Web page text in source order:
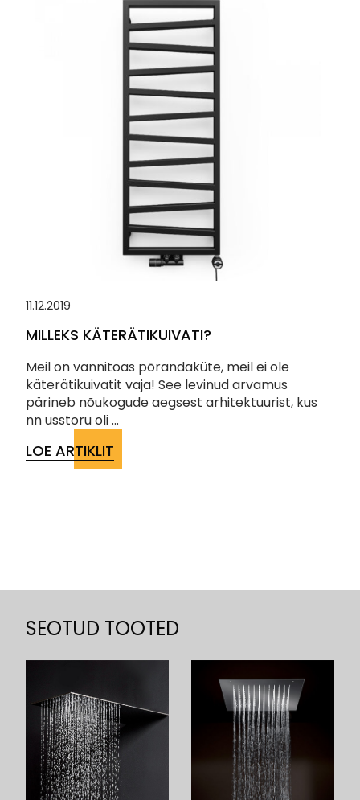
11.12.2019
MILLEKS KÄTERÄTIKUIVATI?
Meil on vannitoas põrandaküte, meil ei ole
käterätikuivatit vaja! See levinud arvamus
pärineb nõukogude aegsest arhitektuurist, kus
nn usstoru oli ...
LOE ARTIKLIT
SEOTUD TOOTED